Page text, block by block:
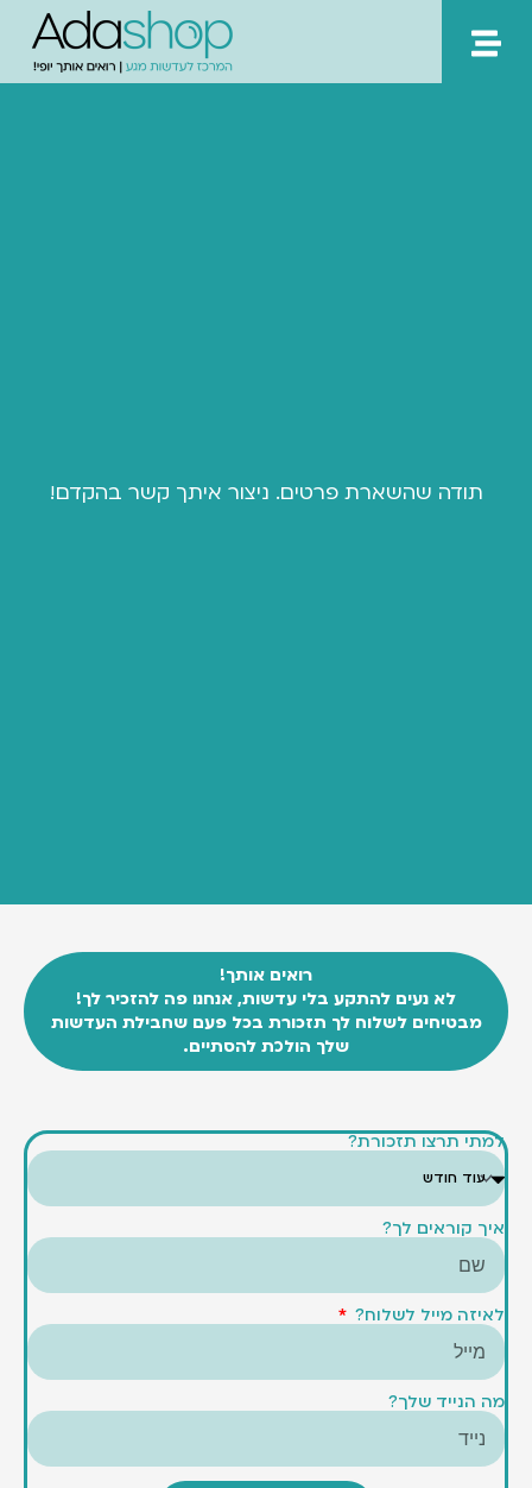
לתוכן
תודה שהשארת פרטים. ניצור איתך קשר בהקדם!
רואים אותך!
לא נעים להתקע בלי עדשות, אנחנו פה להזכיר לך!
מבטיחים לשלוח לך תזכורת בכל פעם שחבילת העדשות
שלך הולכת להסתיים.
למתי תרצו תזכורת?
איך קוראים לך?
לאיזה מייל לשלוח?
מה הנייד שלך?